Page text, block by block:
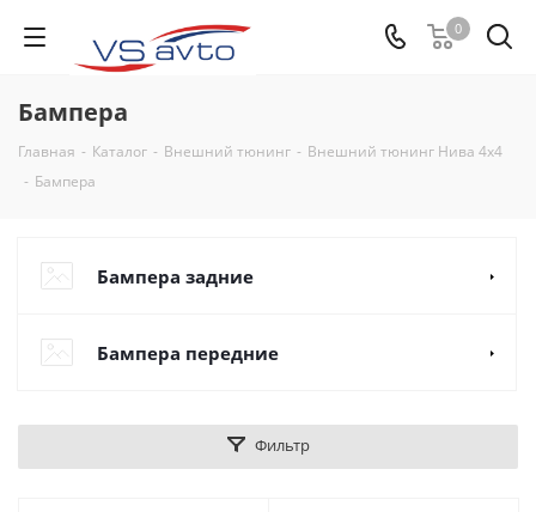
0
Бампера
Главная - Каталог - Внешний тюнинг - Внешний тюнинг Нива 4х4
- Бампера
Бампера задние
Бампера передние
Фильтр